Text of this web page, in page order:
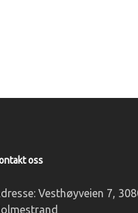
oss
Vesthøyveien 7,